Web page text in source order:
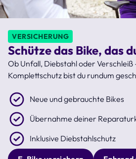
VERSICHERUNG
Schütze das Bike, das
Ob Unfall, Diebstahl oder Verschleiß
Komplettschutz bist du rundum
Neue und gebrauchte Bikes
Übernahme deiner
Inklusive Diebstahlschutz